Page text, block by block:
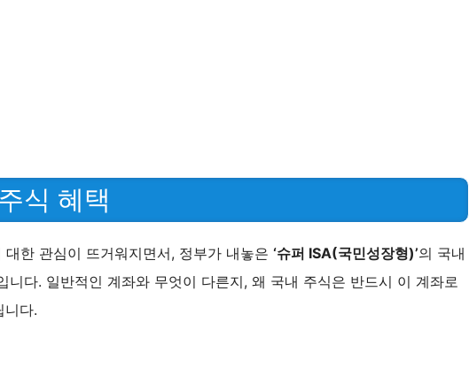
식 혜택
한 관심이 뜨거워지면서, 정부가 내놓은 ‘슈퍼 ISA(국민성장형)’의 국내
니다. 일반적인 계좌와 무엇이 다른지, 왜 국내 주식은 반드시 이 계좌로
니다.